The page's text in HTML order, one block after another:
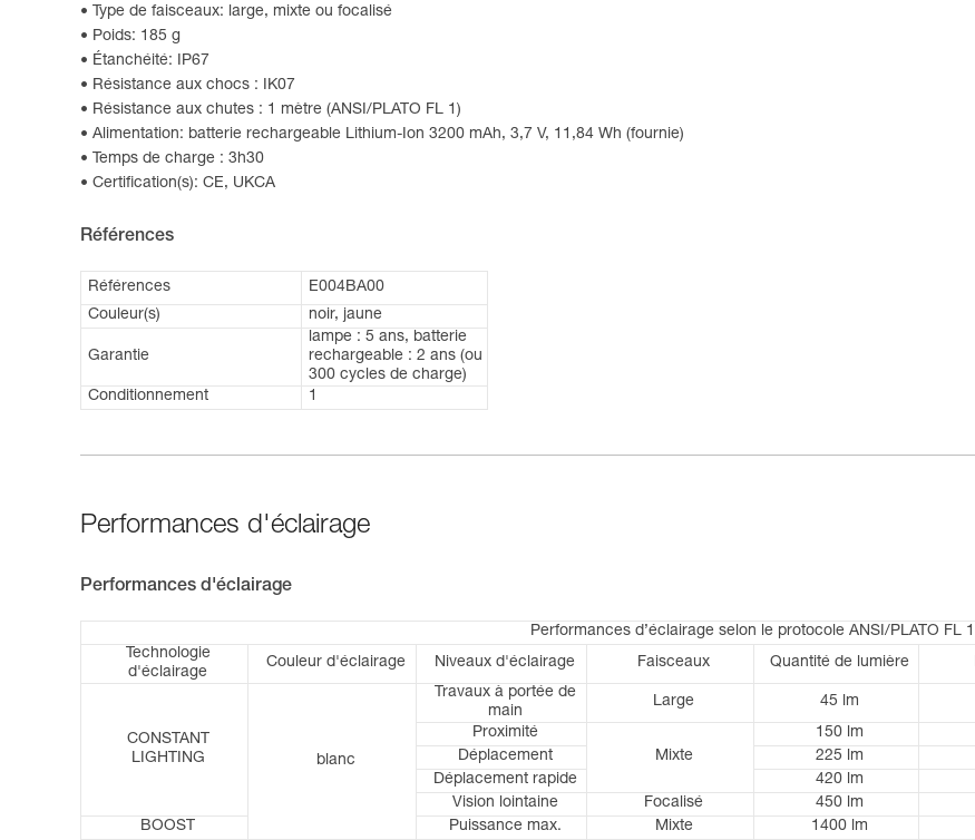
Type de faisceaux: large, mixte ou focalisé
Poids: 185 g
Étanchéité: IP67
Résistance aux chocs : IK07
Résistance aux chutes : 1 mètre (ANSI/PLATO FL 1)
Alimentation: batterie rechargeable Lithium-Ion 3200 mAh, 3,7 V, 11,84 Wh (fournie)
Temps de charge : 3h30
Certification(s): CE, UKCA
Références
Références
E004BA00
Couleur(s)
noir, jaune
Garantie
lampe : 5 ans, batterie
rechargeable : 2 ans (ou
300 cycles de charge)
Conditionnement
1
Performances d'éclairage
Performances d'éclairage
Performances d’éclairage selon le protocole ANSI/PLATO FL 1
Technologie
d'éclairage
Couleur d'éclairage Niveaux d'éclairage Faisceaux Quantité de lumière
CONSTANT
LIGHTING
blanc
Travaux à portée de
main
Large 45 lm
Proximité
Mixte
150 lm
Déplacement
225 lm
Déplacement rapide
420 lm
Vision lointaine
Focalisé 450 lm
BOOST
Puissance max. Mixte 1400 lm